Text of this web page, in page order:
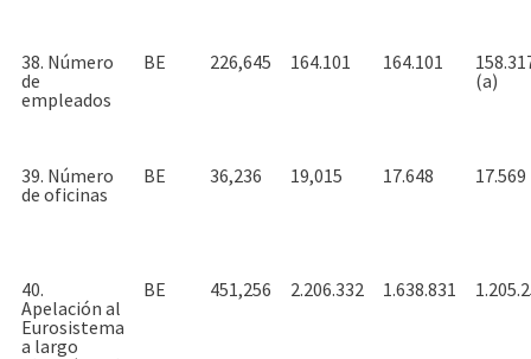
38. Número
de
empleados
BE 226,645 164.101 164.101
(a)
39. Número
de oficinas
BE 36,236 19,015 17.648 17.569
40.
Apelación al
Eurosistema
a largo
BE 451,256 2.206.332 1.638.831